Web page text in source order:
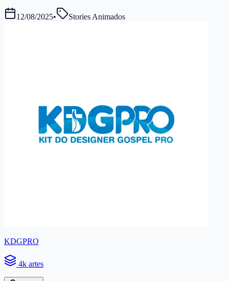
12/08/2025• Stories Animados
KDGPRO
4k artes